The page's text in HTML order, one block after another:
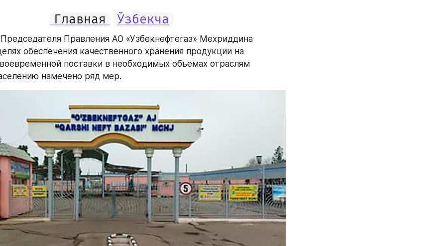
Главная Ўзбекча
Правления АО «Узбекнефтегаз» Мехриддина
обеспечения качественного хранения продукции на
поставки в необходимых объемах отраслям
намечено ряд мер.